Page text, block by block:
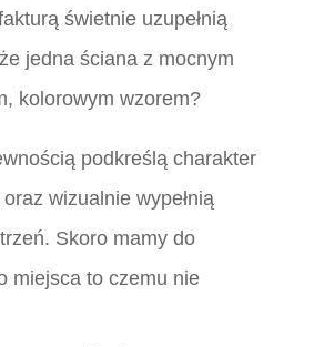
świetnie uzupełnią
jedna ściana z mocnym
kolorowym wzorem?
podkreślą charakter
wizualnie wypełnią
Skoro mamy do
miejsca to czemu nie